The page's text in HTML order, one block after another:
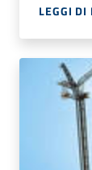
LEGGI DI